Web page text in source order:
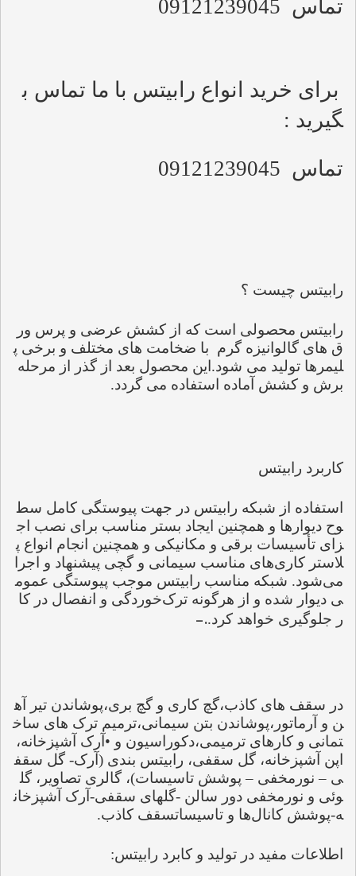
تماس  09121239045
برای خرید انواع رابیتس با ما تماس ب
گیرید :
تماس  09121239045
رابیتس چیست ؟
رابیتس محصولی است که از کشش عرضی و پرس ور
ق های گالوانیزه گرم  با ضخامت های مختلف و برخی پ
برش و کشش آماده استفاده می گردد.
کاربرد رابیتس
استفاده از شبکه رابیتس در جهت پیوستگی کامل سط
وح دیوارها و همچنین ایجاد بستر مناسب برای نصب اج
زای تأسیسات برقی و مکانیکی و همچنین انجام انواع پ
می‌شود. شبکه مناسب رابیتس موجب پیوستگی عموم
ی دیوار شده و از هرگونه ترک‌خوردگی و انفصال در کا
ر جلوگیری خواهد کرد..-
در سقف های کاذب،گچ کاری و گچ بری،پوشاندن تیر آه
ن و آرماتور،پوشاندن بتن سیمانی،ترمیم ترک های ساخ
تمانی و کارهای ترمیمی،دکوراسیون و •
اپن آشپزخانه، گل سقفی، رابیتس بندی (آرک- گل سقف
ی – نورمخفی – پوشش تاسیسات)، گالری تصاویر، گل
وئی و نورمخفی دور سالن -گلهای سقفی-آرک آشپزخان
ه-پوشش کانال‌ها و تاسیساتسقف کاذب.
اطلاعات مفید در تولید و کابرد رابیتس: